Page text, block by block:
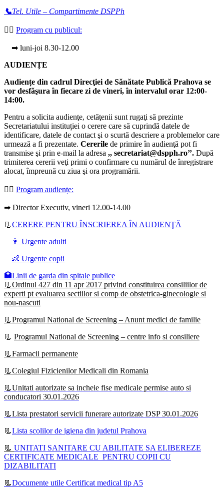
📞Tel. Utile – Compartimente DSPPh
👩‍⚕️ Program cu publicul:
➡ luni-joi 8.30-12.00
AUDIENȚE
Audiențe din cadrul Direcţiei de Sănătate Publică Prahova se
vor desfăşura în fiecare zi de vineri, în intervalul orar 12:00-
14:00.
Pentru a solicita audienţe, cetăţenii sunt rugaţi să prezinte
Secretariatului instituției o cerere care să cuprindă datele de
identificare, datele de contact şi o scurtă descriere a problemelor care
urmează a fi prezentate. Cererile de primire în audienţă pot fi
transmise şi prin e-mail la adresa ,, secretariat@dspph.ro’’. După
trimiterea cererii veţi primi o confirmare cu numărul de înregistrare
alocat, împreună cu ziua şi ora programării.
👩‍⚕️ Program audiențe:
➡ Director Executiv, vineri 12.00-14.00
📃CERERE PENTRU ÎNSCRIEREA ÎN AUDIENŢĂ
👩 Urgente adulti
👶 Urgente copii
🏥Linii de garda din spitale publice
📃Ordinul 427 din 11 apr 2017 privind constituirea consiliilor de
experti pt evaluarea sectiilor si comp de obstetrica-ginecologie si
nou-nascuti
📃Programul National de Screening – Anunt medici de familie
📃 Programul National de Screening – centre info si consiliere
📃Farmacii permanente
📃Colegiul Fizicienilor Medicali din Romania
📃Unitati autorizate sa incheie fise medicale permise auto si
conducatori 30.01.2026
📃Lista prestatori servicii funerare autorizate DSP 30.01.2026
📃Lista scolilor de igiena din judetul Prahova
📃 UNITATI SANITARE CU ABILITATE SA ELIBEREZE
CERTIFICATE MEDICALE PENTRU COPII CU
DIZABILITATI
📃Documente utile Certificat medical tip A5